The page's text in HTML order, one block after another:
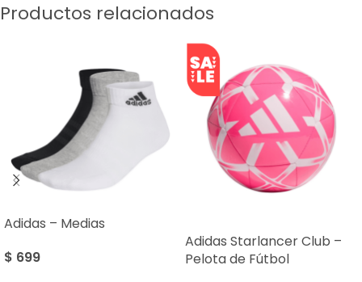
Productos relacionados
Adidas – Medias
$ 699
Adidas Starlancer Club –
Pelota de Fútbol